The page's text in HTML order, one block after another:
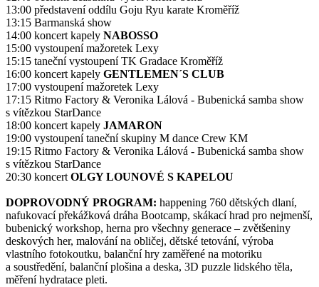
13:00 představení oddílu Goju Ryu karate Kroměříž
13:15 Barmanská show
14:00 koncert kapely NABOSSO
15:00 vystoupení mažoretek Lexy
15:15 taneční vystoupení TK Gradace Kroměříž
16:00 koncert kapely GENTLEMEN´S CLUB
17:00 vystoupení mažoretek Lexy
17:15 Ritmo Factory & Veronika Lálová - Bubenická samba show
s vítězkou StarDance
18:00 koncert kapely JAMARON
19:00 vystoupení taneční skupiny M dance Crew KM
19:15 Ritmo Factory & Veronika Lálová - Bubenická samba show
s vítězkou StarDance
20:30 koncertOLGY LOUNOVÉ S KAPELOU
DOPROVODNÝ PROGRAM: happening 760 dětských dlaní,
nafukovací překážková dráha Bootcamp, skákací hrad pro nejmenší,
bubenický workshop, herna pro všechny generace – zvětšeniny
deskových her, malování na obličej, dětské tetování, výroba
vlastního fotokoutku, balanční hry zaměřené na motoriku
a soustředění, balanční plošina a deska, 3D puzzle lidského těla,
měření hydratace pleti.